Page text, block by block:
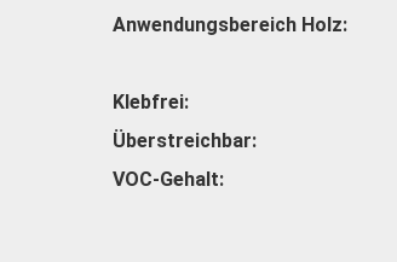
Anwendungsbereich Holz
Klebfrei
Überstreichbar
VOC-Gehalt